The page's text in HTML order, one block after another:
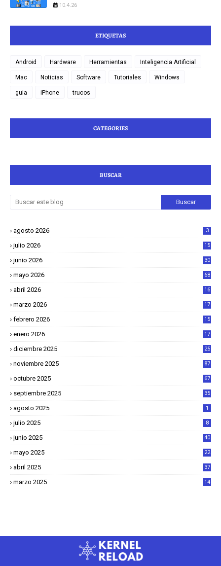
10.4.26
ETIQUETAS
Android Hardware Herramientas Inteligencia Artificial
Mac Noticias Software Tutoriales Windows
guia iPhone trucos
CATEGORIES
BUSCAR
agosto 2026 3
julio 2026 15
junio 2026 30
mayo 2026 68
abril 2026
16
marzo 2026
17
febrero 2026
15
enero 2026
17
diciembre 2025
25
noviembre 2025 87
octubre 2025 67
septiembre 2025 35
agosto 2025 1
julio 2025 8
junio 2025 40
mayo 2025
22
abril 2025
37
marzo 2025
14